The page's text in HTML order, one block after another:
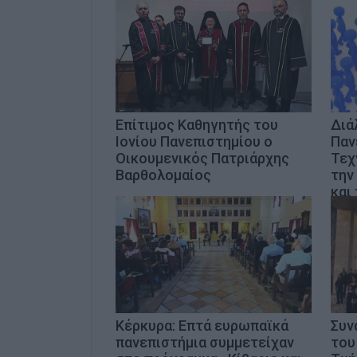
Επίτιμος Καθηγητής του
Ιονίου Πανεπιστημίου ο
Οικουμενικός Πατριάρχης
Βαρθολομαίος
την
Κέρκυρα: Επτά ευρωπαϊκά
πανεπιστήμια συμμετείχαν